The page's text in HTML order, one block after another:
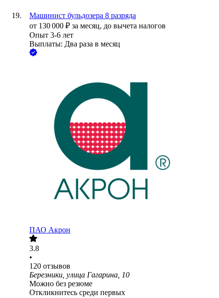
Машинист бульдозера 8 разряда
от 130 000 ₽ за месяц, до вычета налогов
Опыт 3-6 лет
Выплаты: Два раза в месяц
ПАО Акрон
3.8
•
120 отзывов
Березники, улица Гагарина, 10
Можно без резюме
Откликнитесь среди первых